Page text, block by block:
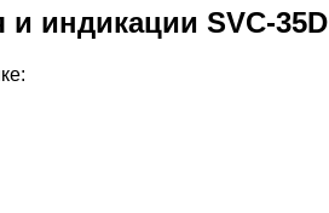
индикации SVC-35D